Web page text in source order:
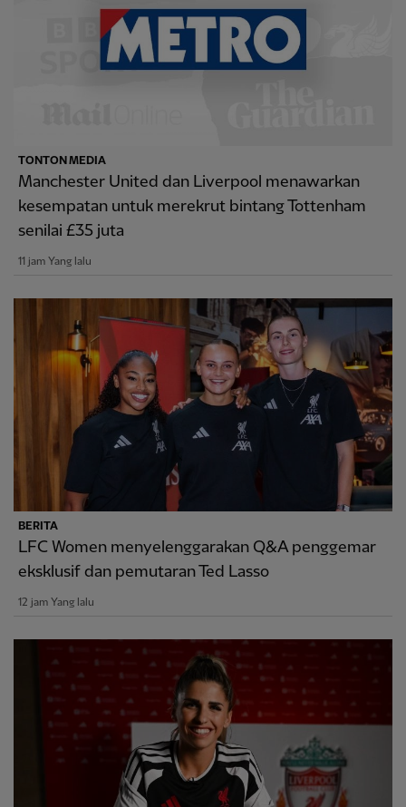
TONTON MEDIA
Manchester United dan Liverpool menawarkan
kesempatan untuk merekrut bintang Tottenham
senilai £35 juta
11 jam Yang lalu
BERITA
LFC Women menyelenggarakan Q&A penggemar
eksklusif dan pemutaran Ted Lasso
12 jam Yang lalu